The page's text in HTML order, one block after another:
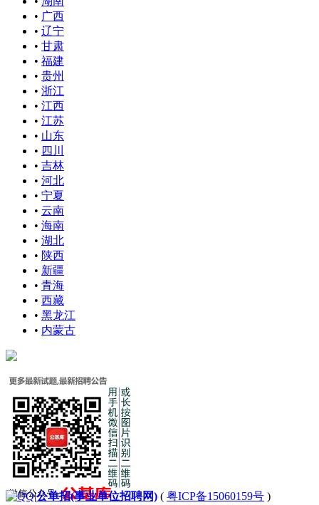
• 广西
• 辽宁
• 甘肃
• 福建
• 贵州
• 浙江
• 江西
• 江苏
• 山东
• 四川
• 吉林
• 河北
• 宁夏
• 云南
• 海南
• 湖北
• 陕西
• 新疆
• 青海
• 西藏
• 黑龙江
• 内蒙古
|公单招(事业单位招聘网) ( 粤ICP备15060159号 )